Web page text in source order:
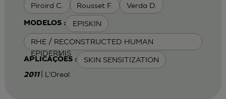
Piroird C. Rousset F. Verda D.
MODELOS : EPISKIN
RHE / RECONSTRUCTED HUMAN
EPIDERMIS
APLICAÇÕES : SKIN SENSITIZATION
2011 | L'Oreal